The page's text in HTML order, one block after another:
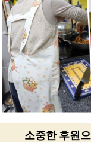
소중한 후원